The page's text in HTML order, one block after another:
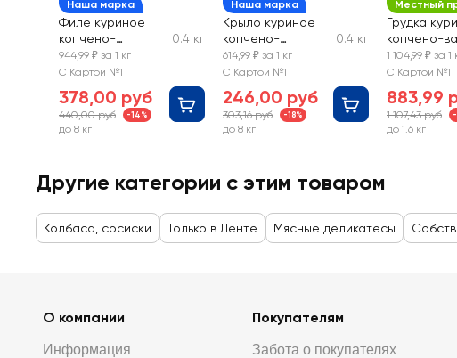
Наша марка
Филе куриное
копчено-
вареное ЛЕНТА
FRESH
0.4 кг
944,99 ₽ за 1 кг
С Картой №1
378,00 руб
440,00 руб -14%
до 8 кг
Наша марка
Крыло куриное
копчено-
вареное ЛЕНТА
FRESH, весовое
0.4 кг
614,99 ₽ за 1 кг
С Картой №1
246,00 руб
303,16 руб -18%
до 8 кг
Местный
Грудка
копчено-
РЕМИТ,
1 104,99 ₽ за 1
С Картой №1
883,99
1 107,43 руб
до 1.6 кг
Другие категории с этим товаром
Колбаса, сосиски Только в Ленте Мясные деликатесы
О компании
Информация
Покупателям
Забота о покупателях